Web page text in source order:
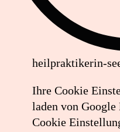
heilpraktikerin-
Lageplan:
Naturheilpraxis
Seedorf
Ihre Cookie
laden von Google
Cookie